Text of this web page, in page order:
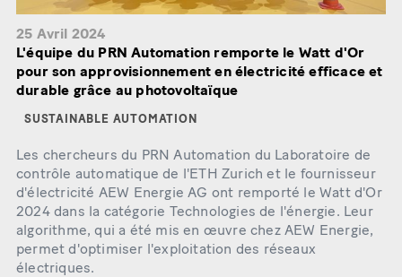
25 Avril 2024
L'équipe du PRN Automation remporte le Watt d'Or
pour son approvisionnement en électricité efficace et
durable grâce au photovoltaïque
SUSTAINABLE AUTOMATION
Les chercheurs du PRN Automation du Laboratoire de
contrôle automatique de l'ETH Zurich et le fournisseur
d'électricité AEW Energie AG ont remporté le Watt d'Or
2024 dans la catégorie Technologies de l'énergie. Leur
algorithme, qui a été mis en œuvre chez AEW Energie,
permet d'optimiser l'exploitation des réseaux
électriques.